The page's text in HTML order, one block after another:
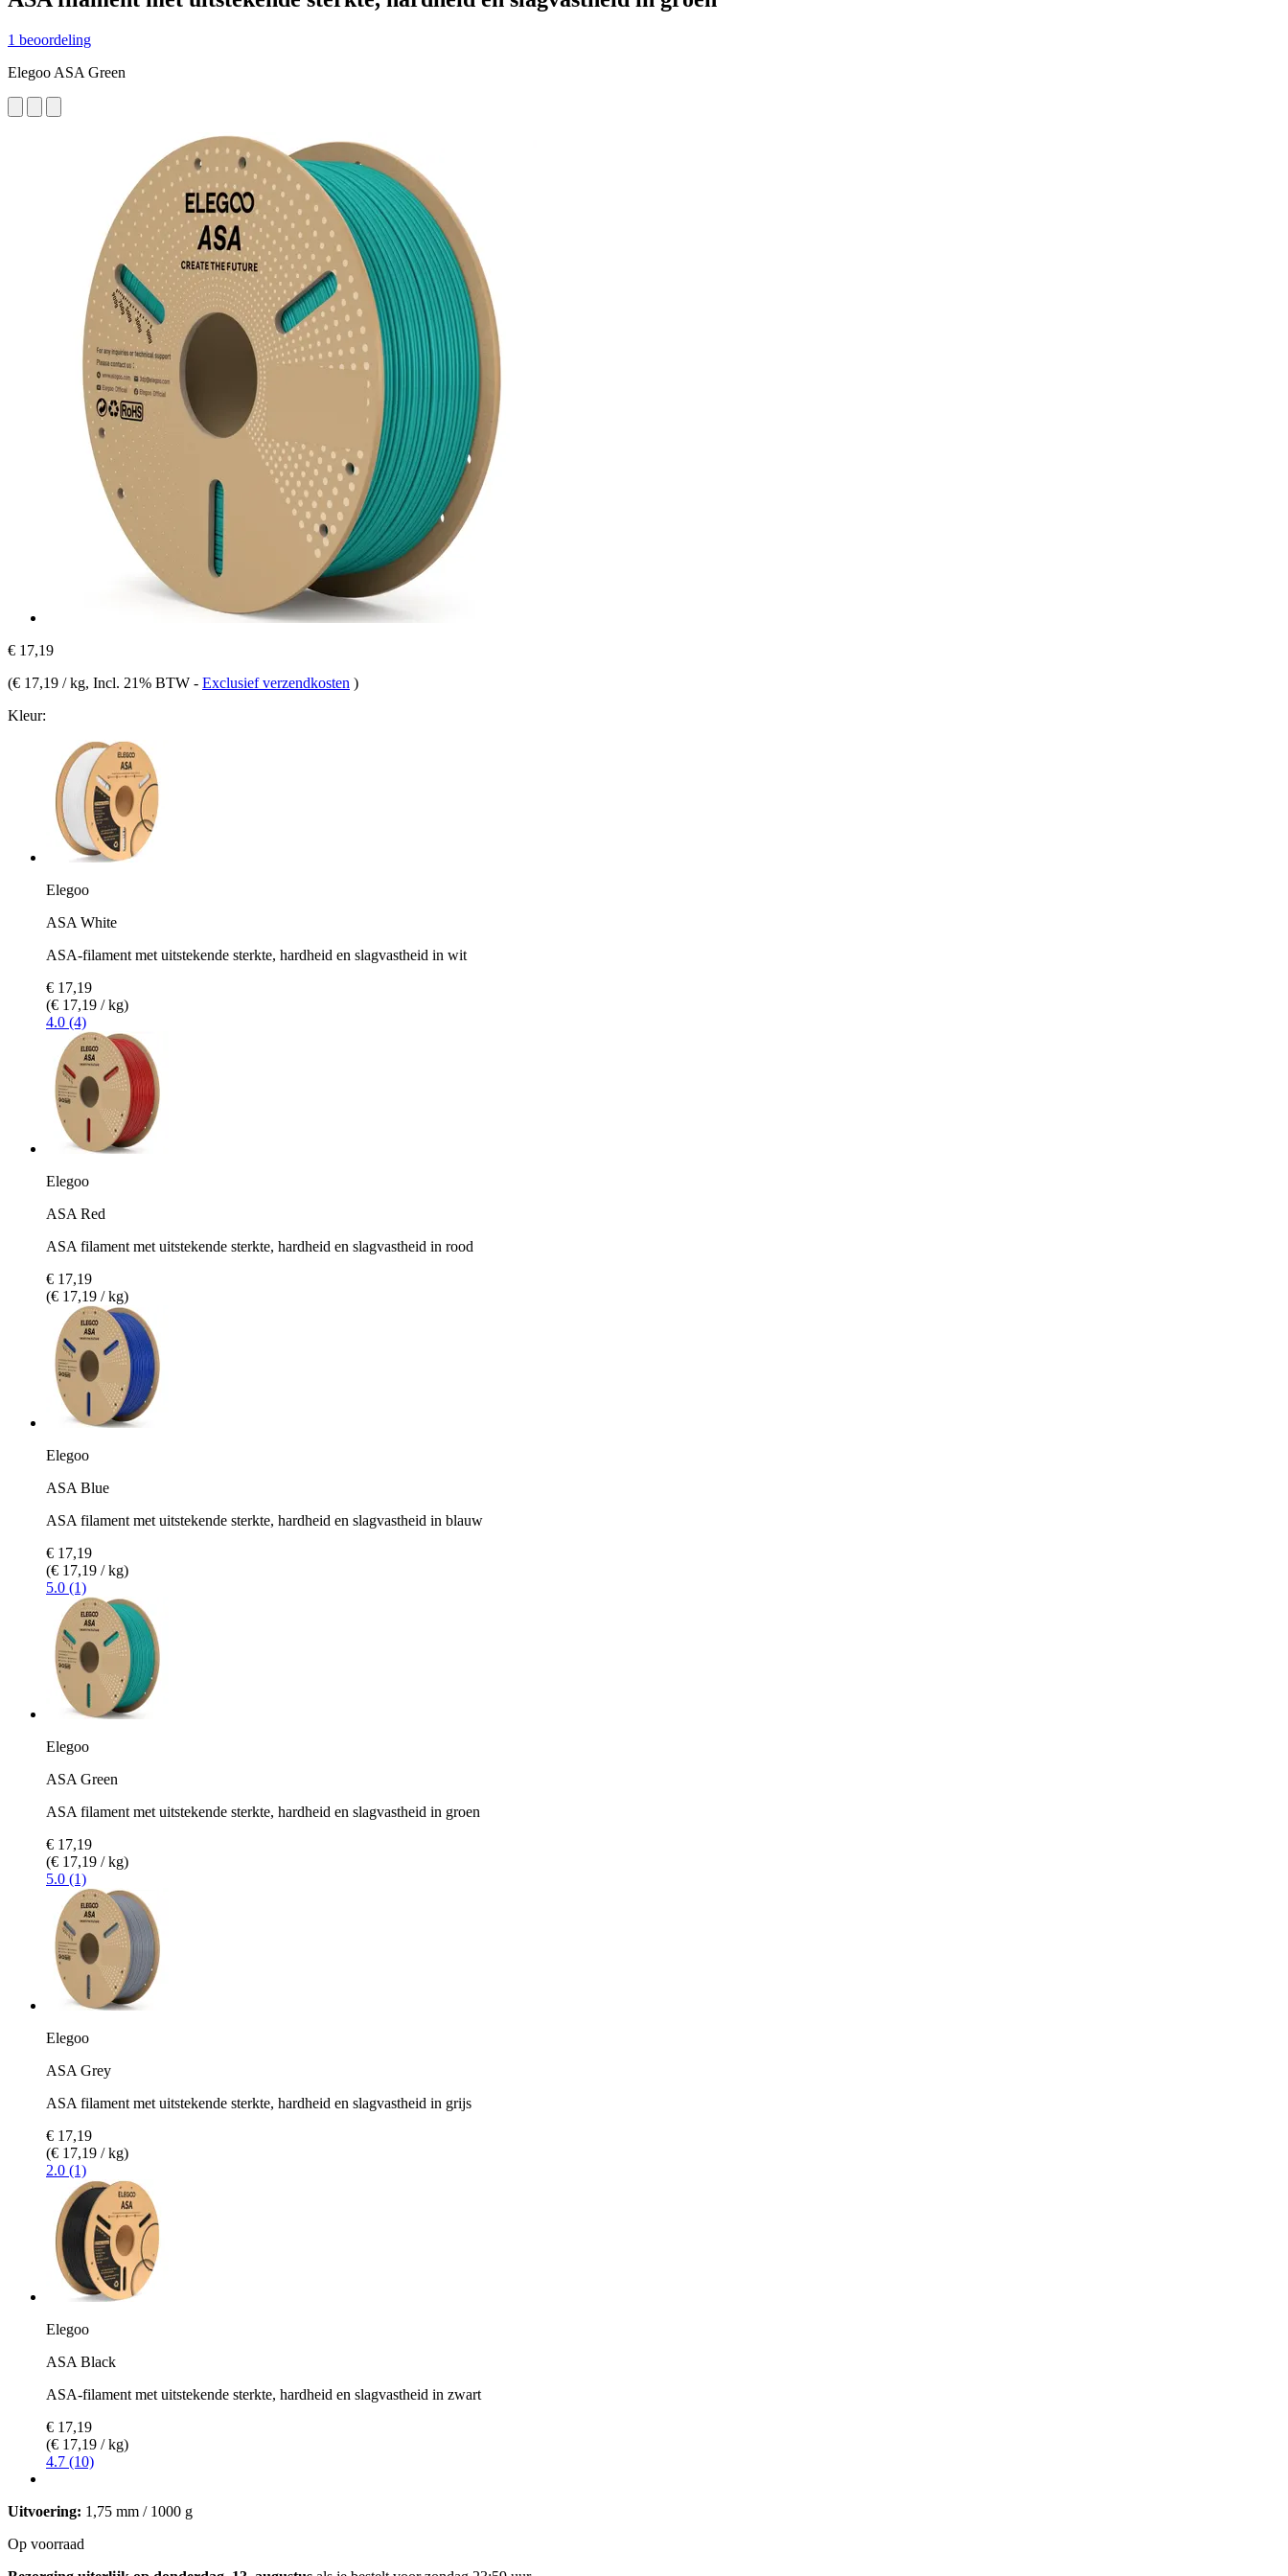
1 beoordeling
Elegoo ASA Green
€ 17,19
(€ 17,19 / kg, Incl. 21% BTW - Exclusief verzendkosten )
Kleur:
Elegoo
ASA White
ASA-filament met uitstekende sterkte, hardheid en slagvastheid in wit
€ 17,19
(€ 17,19 / kg)
4.0 (4)
Elegoo
ASA Red
ASA filament met uitstekende sterkte, hardheid en slagvastheid in rood
€ 17,19
(€ 17,19 / kg)
Elegoo
ASA Blue
ASA filament met uitstekende sterkte, hardheid en slagvastheid in blauw
€ 17,19
(€ 17,19 / kg)
5.0 (1)
Elegoo
ASA Green
ASA filament met uitstekende sterkte, hardheid en slagvastheid in groen
€ 17,19
(€ 17,19 / kg)
5.0 (1)
Elegoo
ASA Grey
ASA filament met uitstekende sterkte, hardheid en slagvastheid in grijs
€ 17,19
(€ 17,19 / kg)
2.0 (1)
Elegoo
ASA Black
ASA-filament met uitstekende sterkte, hardheid en slagvastheid in zwart
€ 17,19
(€ 17,19 / kg)
4.7 (10)
Uitvoering: 1,75 mm / 1000 g
Op voorraad